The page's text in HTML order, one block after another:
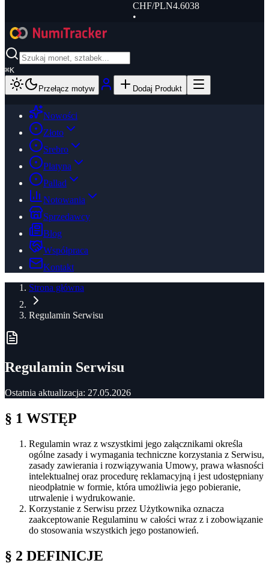
CHF/PLN4.6038
⌘K
Przełącz motyw Dodaj Produkt
Nowości
Złoto
Srebro
Platyna
Pallad
Notowania
Sprzedawcy
Blog
Współpraca
Kontakt
Strona główna
Regulamin Serwisu
Regulamin Serwisu
Ostatnia aktualizacja: 27.05.2026
§ 1 WSTĘP
Regulamin wraz z wszystkimi jego załącznikami określa
ogólne zasady i wymagania techniczne korzystania z Serwisu,
zasady zawierania i rozwiązywania Umowy, prawa własności
intelektualnej oraz procedurę reklamacyjną i jest udostępniany
nieodpłatnie w formie, która umożliwia jego pobieranie,
utrwalenie i wydrukowanie.
Korzystanie z Serwisu przez Użytkownika oznacza
zaakceptowanie Regulaminu w całości wraz z i zobowiązanie
do stosowania wszystkich jego postanowień.
§ 2 DEFINICJE